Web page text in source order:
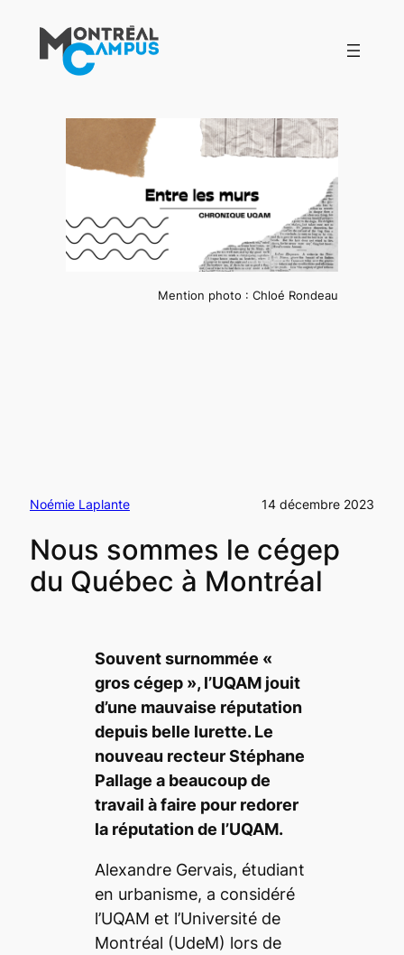
contenu
Mention photo : Chloé Rondeau
Noémie Laplante 14 décembre 2023
Nous sommes le cégep
du Québec à Montréal
Souvent surnommée «
gros cégep », l’UQAM jouit
d’une mauvaise réputation
depuis belle lurette. Le
nouveau recteur Stéphane
Pallage a beaucoup de
travail à faire pour redorer
la réputation de l’UQAM.
Alexandre Gervais, étudiant
en urbanisme, a considéré
l’UQAM et l’Université de
Montréal (UdeM) lors de